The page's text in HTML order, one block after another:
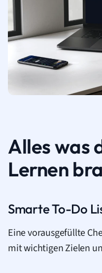
Alles was
Lernen
Smarte To-Do
Eine vorausgefüllte
mit wichtigen Zielen